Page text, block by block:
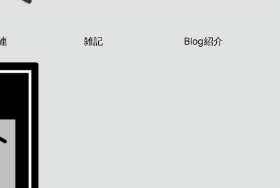
雑記 Blog紹介